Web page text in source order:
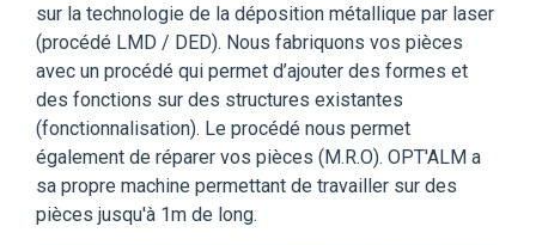
sur la technologie de la déposition métallique par laser
(procédé LMD / DED). Nous fabriquons vos pièces
avec un procédé qui permet d’ajouter des formes et
des fonctions sur des structures existantes
(fonctionnalisation). Le procédé nous permet
également de réparer vos pièces (M.R.O). OPT'ALM a
sa propre machine permettant de travailler sur des
pièces jusqu'à 1m de long.